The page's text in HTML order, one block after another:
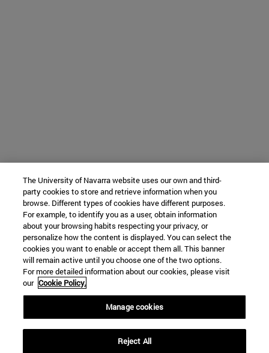
The University of Navarra website uses our own and third-
party cookies to store and retrieve information when you
browse. Different types of cookies have different purposes.
For example, to identify you as a user, obtain information
about your browsing habits respecting your privacy, or
personalize how the content is displayed. You can select the
cookies you want to enable or accept them all. This banner
will remain active until you choose one of the two options.
For more detailed information about our cookies, please visit
our Cookie Policy.
Manage cookies
Reject All